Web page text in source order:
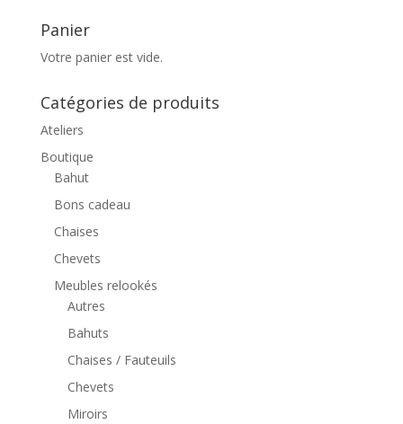
Panier
Votre panier est vide.
Catégories de produits
Ateliers
Boutique
Bahut
Bons cadeau
Chaises
Chevets
Meubles relookés
Autres
Bahuts
Chaises / Fauteuils
Chevets
Miroirs